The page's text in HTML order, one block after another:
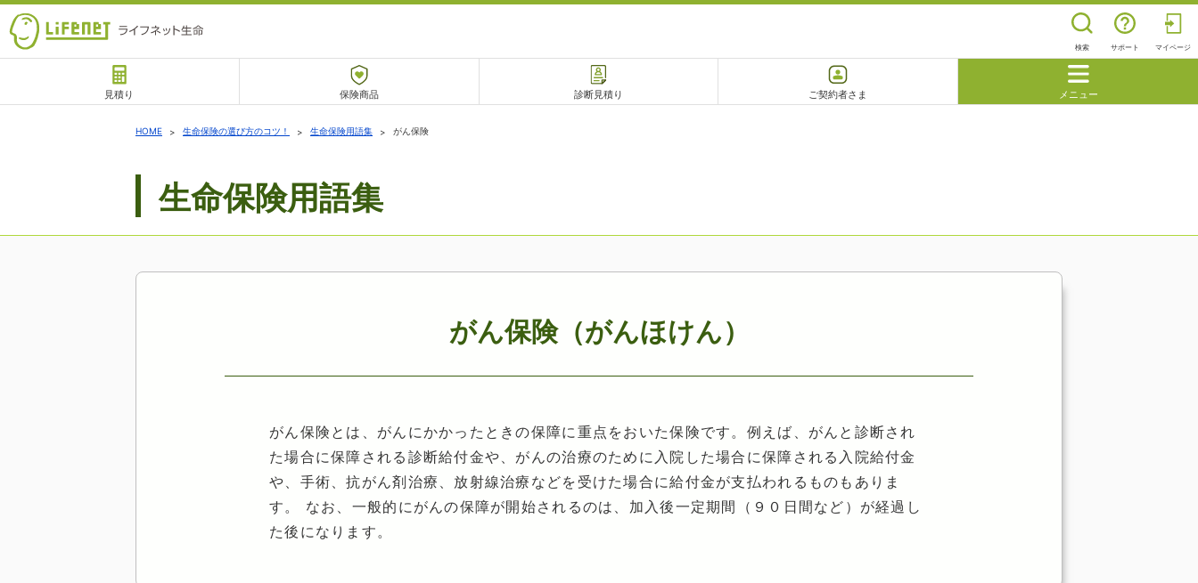
検索 サポート マイページ
見積り 保険商品 診断見積り ご契約者さま メニュー
チャットサポート
HOME 生命保険の選び方のコツ！ 生命保険用語集 がん保険
生命保険用語集
がん保険（がんほけん）
がん保険とは、がんにかかったときの保障に重点をおいた保険です。例えば、がんと診断され
た場合に保障される診断給付金や、がんの治療のために入院した場合に保障される入院給付金
や、手術、抗がん剤治療、放射線治療などを受けた場合に給付金が支払われるものもありま
す。 なお、一般的にがんの保障が開始されるのは、加入後一定期間（９０日間など）が経過し
た後になります。